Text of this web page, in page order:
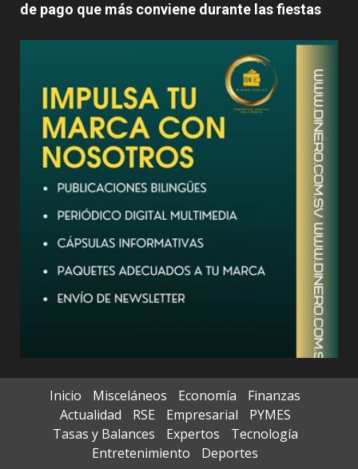
de pago que más conviene durante las fiestas
Inicio Misceláneos Economía
Finanzas
Actualidad
RSE Empresarial
PYMES
Tasas y Balances
Expertos
Tecnología
Entretenimiento
Deportes